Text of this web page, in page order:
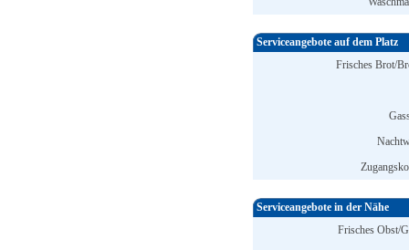
Serviceangebote auf dem Platz
Frisches Brot/
Serviceangebote in der Nähe
Frisches Obst/